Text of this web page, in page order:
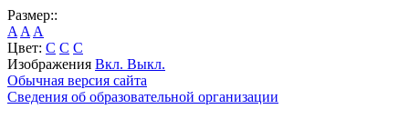
Размер::
A A A
Цвет: C C C
Изображения Вкл. Выкл.
Обычная версия сайта
Сведения об образовательной организации